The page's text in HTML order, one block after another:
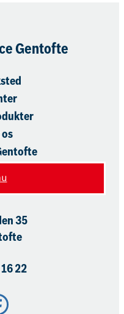
Gentofte
35
22